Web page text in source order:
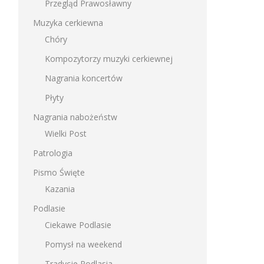
Przegląd Prawosławny
Muzyka cerkiewna
Chóry
Kompozytorzy muzyki cerkiewnej
Nagrania koncertów
Płyty
Nagrania nabożeństw
Wielki Post
Patrologia
Pismo Święte
Kazania
Podlasie
Ciekawe Podlasie
Pomysł na weekend